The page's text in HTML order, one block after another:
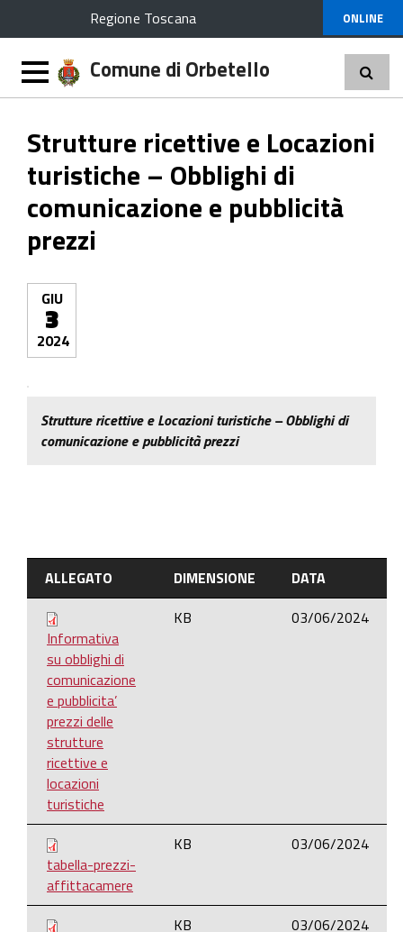
Regione Toscana ONLINE
Comune di Orbetello
Strutture ricettive e Locazioni
turistiche – Obblighi di
comunicazione e pubblicità
prezzi
GIU
3
2024
Strutture ricettive e Locazioni turistiche – Obblighi di
comunicazione e pubblicità prezzi
ALLEGATO DIMENSIONE DATA
Informativa
su obblighi di
comunicazione
e pubblicita’
prezzi delle
strutture
ricettive e
locazioni
turistiche
KB 03/06/2024
tabella-prezzi-
affittacamere
KB 03/06/2024
KB 03/06/2024